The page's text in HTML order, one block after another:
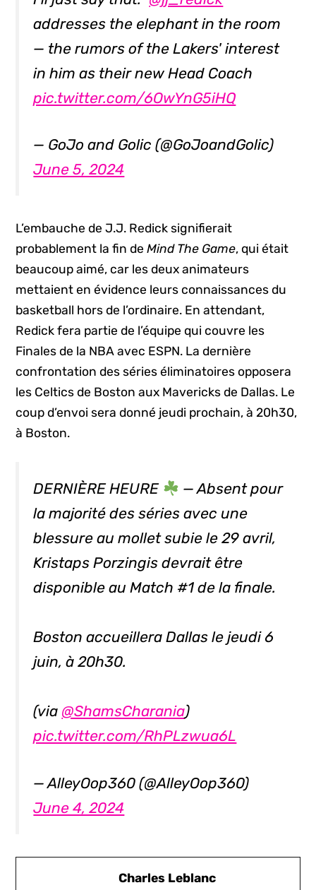
addresses the elephant in the room
— the rumors of the Lakers' interest
in him as their new Head Coach
pic.twitter.com/6OwYnG5iHQ
— GoJo and Golic (@GoJoandGolic)
June 5, 2024
L’embauche de J.J. Redick signifierait
probablement la fin deMind The Game, qui était
beaucoup aimé, car les deux animateurs
mettaient en évidence leurs connaissances du
basketball hors de l’ordinaire. En attendant,
Redick fera partie de l’équipe qui couvre les
Finales de la NBA avec ESPN. La dernière
confrontation des séries éliminatoires opposera
les Celtics de Boston aux Mavericks de Dallas. Le
coup d’envoi sera donné jeudi prochain, à 20h30,
à Boston.
DERNIÈRE HEURE
— Absent pour
la majorité des séries avec une
blessure au mollet subie le 29 avril,
Kristaps Porzingis devrait être
disponible au Match #1 de la finale.
Boston accueillera Dallas le jeudi 6
juin, à 20h30.
(via @ShamsCharania)
pic.twitter.com/RhPLzwua6L
— AlleyOop360 (@AlleyOop360)
June 4, 2024
Charles Leblanc